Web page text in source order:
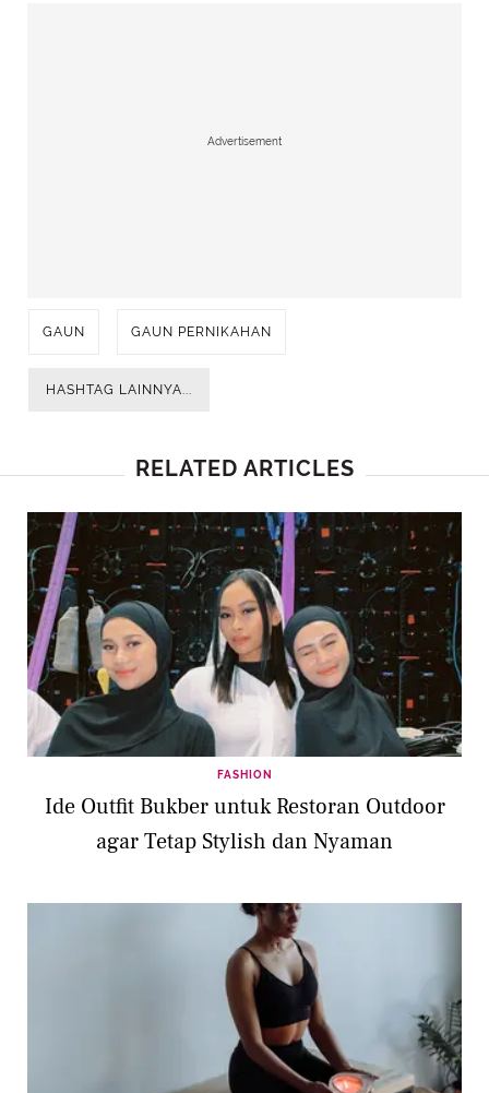
Advertisement
GAUN GAUN PERNIKAHAN
HASHTAG LAINNYA...
RELATED ARTICLES
FASHION
Ide Outfit Bukber untuk Restoran Outdoor
agar Tetap Stylish dan Nyaman